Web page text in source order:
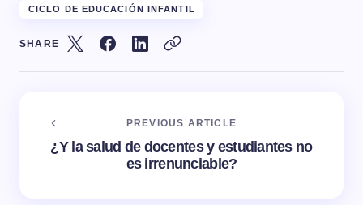
CICLO DE EDUCACIÓN INFANTIL
SHARE
PREVIOUS ARTICLE
¿Y la salud de docentes y estudiantes no
es irrenunciable?